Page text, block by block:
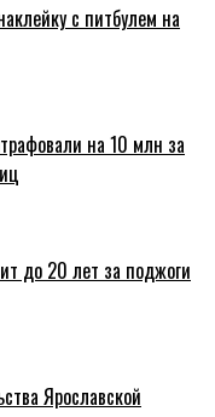
с питбулем на
на 10 млн за
до 20 лет за поджоги
Ярославской